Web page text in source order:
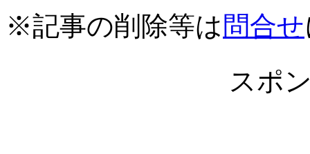
※記事の削除等は 問合せ
スポ